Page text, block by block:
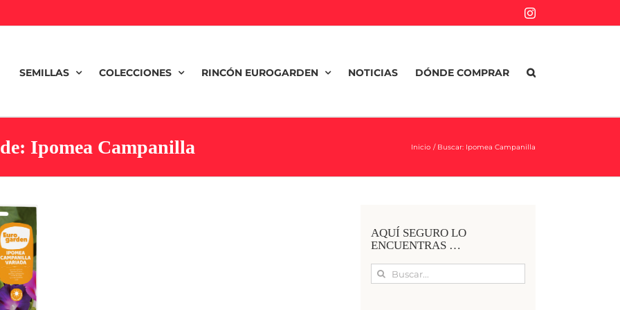
Instagram
SEMILLAS COLECCIONES RINCÓN EUROGARDEN NOTICIAS DÓNDE COMPRAR
Ipomea Campanilla Inicio Buscar: Ipomea Campanilla
AQUÍ SEGURO LO
ENCUENTRAS …
Buscar: